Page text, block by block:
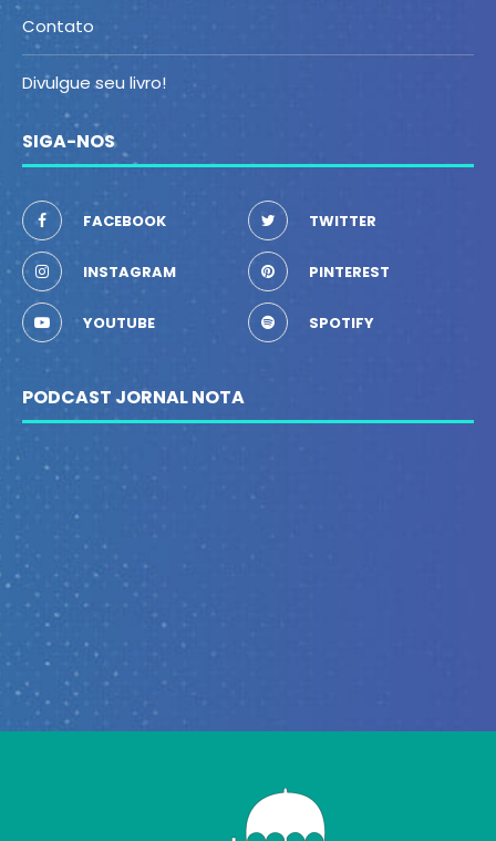
Contato
Divulgue seu livro!
SIGA-NOS
FACEBOOK TWITTER
INSTAGRAM PINTEREST
YOUTUBE SPOTIFY
PODCAST JORNAL NOTA